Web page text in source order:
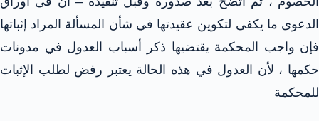
الدعوى ما يكفى لتكوين عقيدتها في شأن المسألة المراد إثباتها
فإن واجب المحكمة يقتضيها ذكر أسباب العدول في مدونات
حكمها ، لأن العدول في هذه الحالة يعتبر رفض لطلب الإثبات
للمحكمة